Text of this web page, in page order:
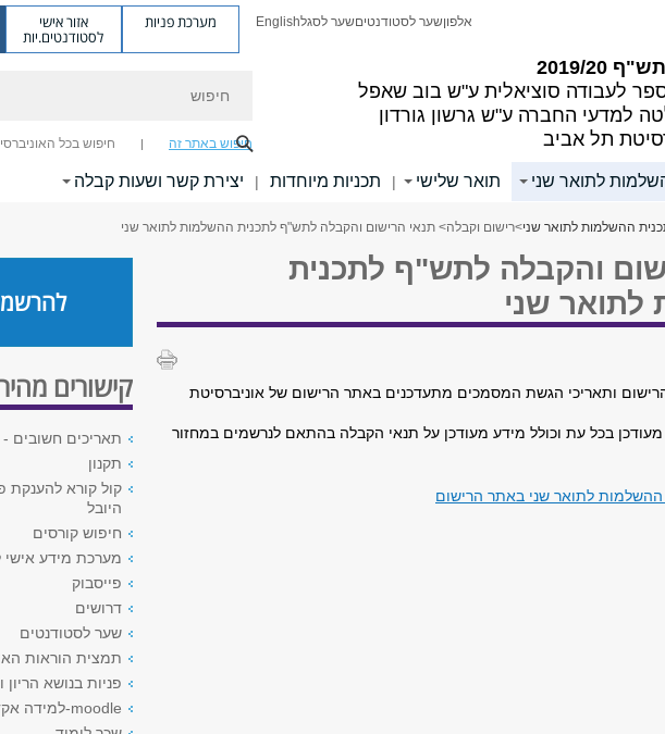
2019/20
לעבודה סוציאלית ע"ש בוב שאפל
למדעי החברה ע"ש גרשון גורדון
תל אביב
אלפוןשער לסטודנטיםשער לסגלEnglish מערכת פניות אזור אישי
לסטודנטים.יות
חיפוש באתר זה חיפוש בכל
לתואר שני תואר שלישי | תכניות מיוחדות | יצירת קשר ושעות קבלה
ההשלמות לתואר שני>רישום וקבלה> תנאי הרישום והקבלה לתש"ף לתכנית ההשלמות לתואר שני
והקבלה לתש"ף לתכנית
לתואר שני
ותאריכי הגשת המסמכים מתעדכנים באתר הרישום של אוניברסיטת
בכל עת וכולל מידע מעודכן על תנאי הקבלה בהתאם לנרשמים במחזור
ההשלמות לתואר שני באתר הרישום
קישורים
תאריכים חשובים
תקנון
קול קורא להענקת
היובל
חיפוש קורסים
מערכת מידע אישי
פייסבוק
דרושים
שער לסטודנטים
תמצית הוראות
פניות בנושא הריון
moodle-למידה אקדמית ברשת